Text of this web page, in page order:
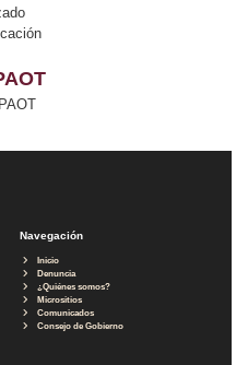
Navegación
Inicio
Denuncia
¿Quiénes somos?
Micrositios
Comunicados
Consejo de Gobierno